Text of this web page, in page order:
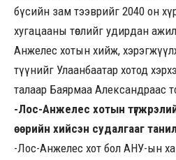
бүсийн зам тээврийг 2040 он
хугацааны төслийг удирдан
Анжелес хотын хийж,
түүнийг Улаанбаатар хотод
талаар Баярмаа Александраас
-Лос-Анжелес хотын
өөрийн хийсэн судалгааг
-Лос-Анжелес хот бол АНУ-ын